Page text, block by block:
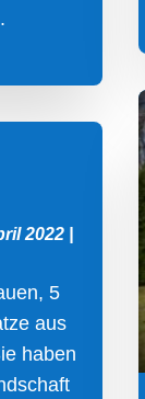
2022
5
aus
haben